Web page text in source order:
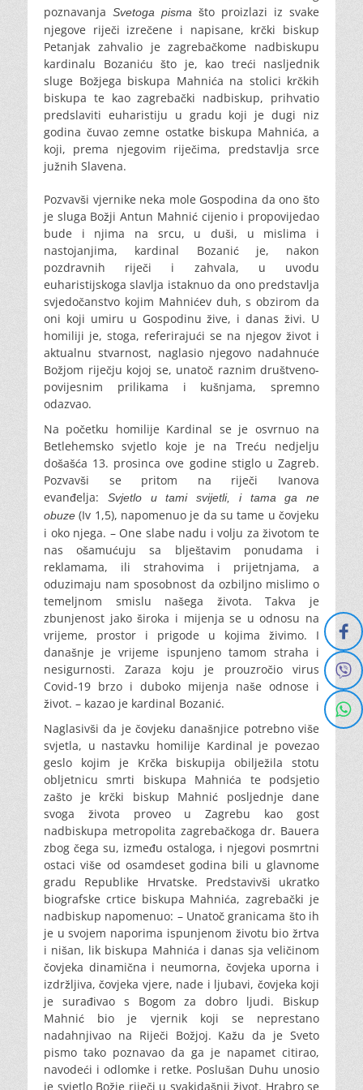
poznavanja Svetoga pisma što proizlazi iz svake
njegove riječi izrečene i napisane, krčki biskup
Petanjak zahvalio je zagrebačkome nadbiskupu
kardinalu Bozaniću što je, kao treći nasljednik
sluge Božjega biskupa Mahnića na stolici krčkih
biskupa te kao zagrebački nadbiskup, prihvatio
predslaviti euharistiju u gradu koji je dugi niz
godina čuvao zemne ostatke biskupa Mahnića, a
koji, prema njegovim riječima, predstavlja srce
južnih Slavena.
Pozvavši vjernike neka mole Gospodina da ono što
je sluga Božji Antun Mahnić cijenio i propovijedao
bude i njima na srcu, u duši, u mislima i
nastojanjima, kardinal Bozanić je, nakon
pozdravnih riječi i zahvala, u uvodu
euharistijskoga slavlja istaknuo da ono predstavlja
svjedočanstvo kojim Mahnićev duh, s obzirom da
oni koji umiru u Gospodinu žive, i danas živi. U
homiliji je, stoga, referirajući se na njegov život i
aktualnu stvarnost, naglasio njegovo nadahnuće
Božjom riječju kojoj se, unatoč raznim društveno-
povijesnim prilikama i kušnjama, spremno
odazvao.
Na početku homilije Kardinal se je osvrnuo na
Betlehemsko svjetlo koje je na Treću nedjelju
došašća 13. prosinca ove godine stiglo u Zagreb.
Pozvavši se pritom na riječi Ivanova
evanđelja: Svjetlo u tami svijetli, i tama ga ne
obuze(Iv 1,5), napomenuo je da su tame u čovjeku
i oko njega. – One slabe nadu i volju za životom te
nas ošamućuju sa blještavim ponudama i
reklamama, ili strahovima i prijetnjama, a
oduzimaju nam sposobnost da ozbiljno mislimo o
temeljnom smislu našega života. Takva je
zbunjenost jako široka i mijenja se u odnosu na
vrijeme, prostor i prigode u kojima živimo. I
današnje je vrijeme ispunjeno tamom straha i
nesigurnosti. Zaraza koju je prouzročio virus
Covid-19 brzo i duboko mijenja naše odnose i
život. – kazao je kardinal Bozanić.
Naglasivši da je čovjeku današnjice potrebno više
svjetla, u nastavku homilije Kardinal je povezao
geslo kojim je Krčka biskupija obilježila stotu
obljetnicu smrti biskupa Mahnića te podsjetio
zašto je krčki biskup Mahnić posljednje dane
svoga života proveo u Zagrebu kao gost
nadbiskupa metropolita zagrebačkoga dr. Bauera
zbog čega su, između ostaloga, i njegovi posmrtni
ostaci više od osamdeset godina bili u glavnome
gradu Republike Hrvatske. Predstavivši ukratko
biografske crtice biskupa Mahnića, zagrebački je
nadbiskup napomenuo: – Unatoč granicama što ih
je u svojem naporima ispunjenom životu bio žrtva
i nišan, lik biskupa Mahnića i danas sja veličinom
čovjeka dinamična i neumorna, čovjeka uporna i
izdržljiva, čovjeka vjere, nade i ljubavi, čovjeka koji
je surađivao s Bogom za dobro ljudi. Biskup
Mahnić bio je vjernik koji se neprestano
nadahnjivao na Riječi Božjoj. Kažu da je Sveto
pismo tako poznavao da ga je napamet citirao,
navodeći i odlomke i retke. Poslušan Duhu unosio
je svjetlo Božje riječi u svakidašnji život. Hrabro se